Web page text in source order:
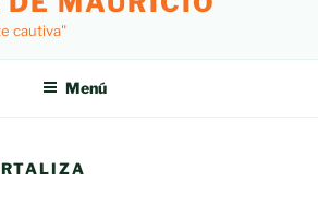
cautiva"
Menú